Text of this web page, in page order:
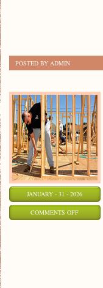
POSTED BY ADMIN
JANUARY - 31 - 2026
COMMENTS OFFON